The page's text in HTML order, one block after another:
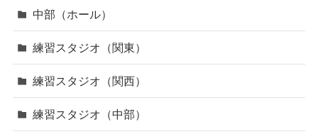
中部（ホール）
練習スタジオ（関東）
練習スタジオ（関西）
練習スタジオ（中部）